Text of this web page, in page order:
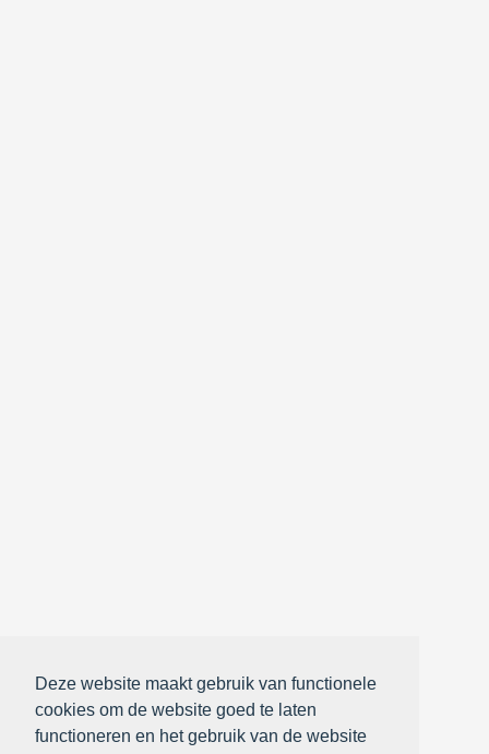
Deze website maakt gebruik van functionele
cookies om de website goed te laten
functioneren en het gebruik van de website